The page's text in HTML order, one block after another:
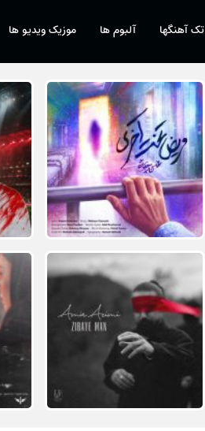
تک آهنگها آلبوم ها موزیک ویدیو ها